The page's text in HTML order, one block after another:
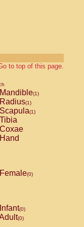
to top of this page.
Mandible(1)
Radius(1)
Scapula(1)
Tibia
Coxae
Hand
Female(0)
Infant(0)
(0)